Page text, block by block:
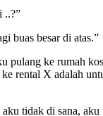
..?”
buas besar di atas.”
pulang ke rumah
rental X adalah
aku tidak di sana,